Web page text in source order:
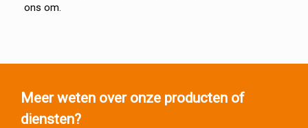
ons om.
Meer weten over onze producten of
diensten?